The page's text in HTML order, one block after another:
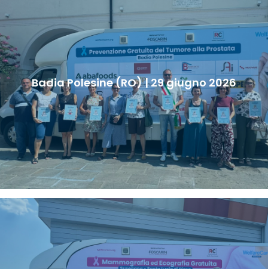
Badia Polesine (RO) | 29 giugno 2026